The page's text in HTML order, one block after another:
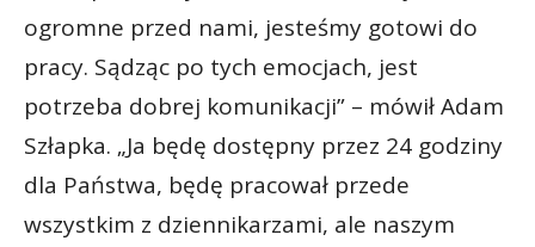
ogromne przed nami, jesteśmy gotowi do
pracy. Sądząc po tych emocjach, jest
potrzeba dobrej komunikacji” – mówił Adam
Szłapka. „Ja będę dostępny przez 24 godziny
dla Państwa, będę pracował przede
wszystkim z dziennikarzami, ale naszym